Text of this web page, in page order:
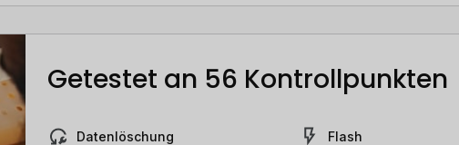
Getestet an 56 Kontrollpunkten
Datenlöschung Flash